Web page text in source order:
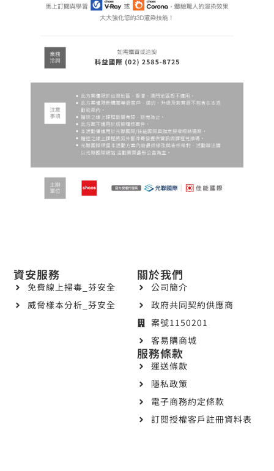
關於我們
公司簡介
政府共同契約供應商
案號1150201
客易購商城
資安服務
免費線上掃毒_芬安全
威脅樣本分析_芬安全
服務條款
運送條款
隱私政策
電子商務約定條款
訂閱授權客戶註冊資料表